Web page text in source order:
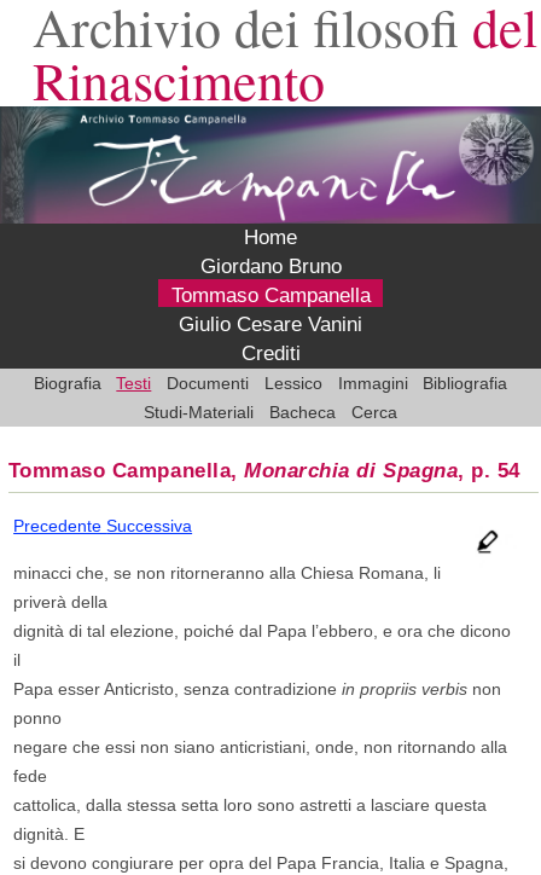
Archivio dei filosofi del
Rinascimento
Home
Giordano Bruno
Tommaso Campanella
Giulio Cesare Vanini
Crediti
Biografia Testi Documenti Lessico Immagini
Bibliografia
Studi-Materiali
Bacheca Cerca
Tommaso Campanella,Monarchia di Spagna, p. 54
PrecedenteSuccessiva
minacci che, se non ritorneranno alla Chiesa Romana, li
priverà della
dignità di tal elezione, poiché dal Papa l’ebbero, e ora che dicono
il
Papa esser Anticristo, senza contradizionein propriis verbis non
ponno
negare che essi non siano anticristiani, onde, non ritornando alla
fede
cattolica, dalla stessa setta loro sono astretti a lasciare questa
dignità. E
si devono congiurare per opra del Papa Francia, Italia e Spagna,